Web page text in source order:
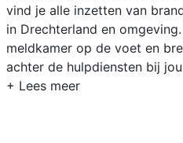
vind je alle inzetten van
in Drechterland en
meldkamer op de voet en
achter de hulpdiensten bij